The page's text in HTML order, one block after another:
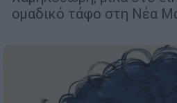
ομαδικό τάφο στη Νέα